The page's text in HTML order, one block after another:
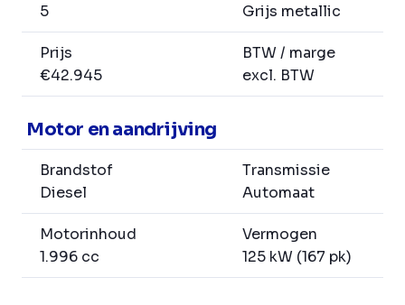
5
Grijs metallic
Prijs
€42.945
BTW / marge
excl. BTW
Motor en aandrijving
Brandstof
Diesel
Transmissie
Automaat
Motorinhoud
1.996 cc
Vermogen
125 kW (167 pk)